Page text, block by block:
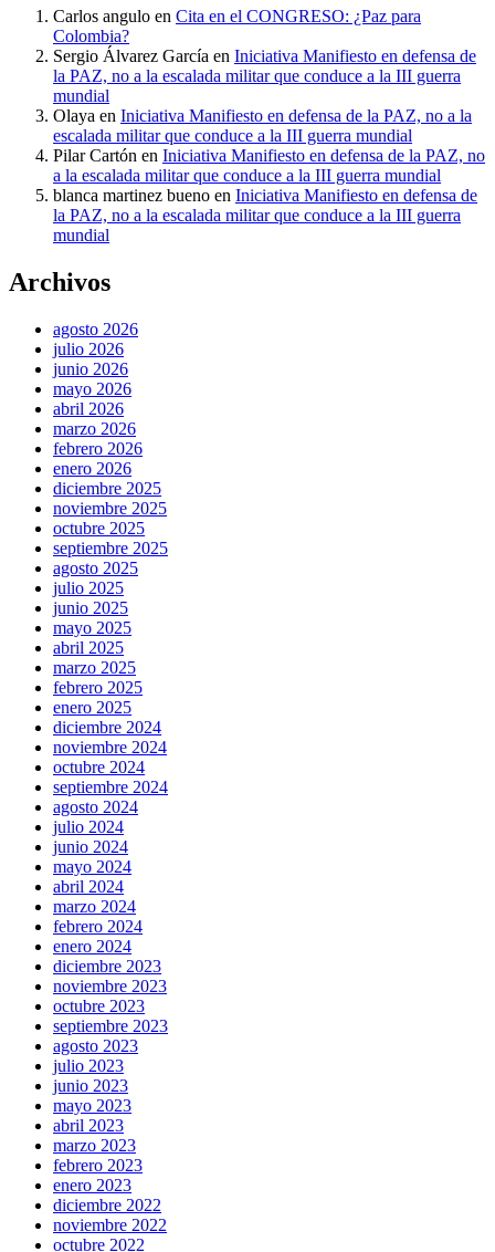
Carlos angulo en Cita en el CONGRESO: ¿Paz para
Colombia?
Sergio Álvarez García en Iniciativa Manifiesto en defensa de
la PAZ, no a la escalada militar que conduce a la III guerra
mundial
Olaya en Iniciativa Manifiesto en defensa de la PAZ, no a la
escalada militar que conduce a la III guerra mundial
Pilar Cartón en Iniciativa Manifiesto en defensa de la PAZ, no
a la escalada militar que conduce a la III guerra mundial
blanca martinez bueno en Iniciativa Manifiesto en defensa de
la PAZ, no a la escalada militar que conduce a la III guerra
mundial
Archivos
agosto 2026
julio 2026
junio 2026
mayo 2026
abril 2026
marzo 2026
febrero 2026
enero 2026
diciembre 2025
noviembre 2025
octubre 2025
septiembre 2025
agosto 2025
julio 2025
junio 2025
mayo 2025
abril 2025
marzo 2025
febrero 2025
enero 2025
diciembre 2024
noviembre 2024
octubre 2024
septiembre 2024
agosto 2024
julio 2024
junio 2024
mayo 2024
abril 2024
marzo 2024
febrero 2024
enero 2024
diciembre 2023
noviembre 2023
octubre 2023
septiembre 2023
agosto 2023
julio 2023
junio 2023
mayo 2023
abril 2023
marzo 2023
febrero 2023
enero 2023
diciembre 2022
noviembre 2022
octubre 2022